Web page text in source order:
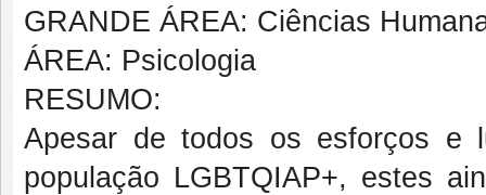
GRANDE ÁREA: Ciências
ÁREA: Psicologia
RESUMO:
Apesar de todos os esforços e
população LGBTQIAP+, estes